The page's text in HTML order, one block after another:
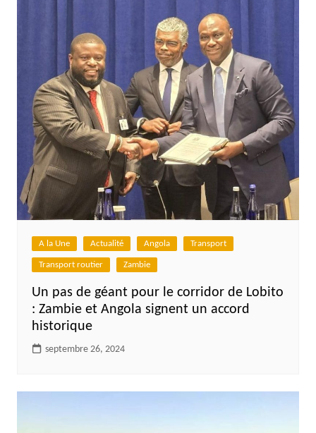
A la Une Actualité Angola Transport
Transport routier Zambie
Un pas de géant pour le corridor de Lobito
: Zambie et Angola signent un accord
historique
septembre 26, 2024